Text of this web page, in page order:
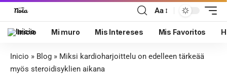
Aa
Inicio Mi muro Mis Intereses Mis Favoritos
Inicio » Blog » Miksi kardioharjoittelu on edelleen tärkeää
myös steroidisyklien aikana